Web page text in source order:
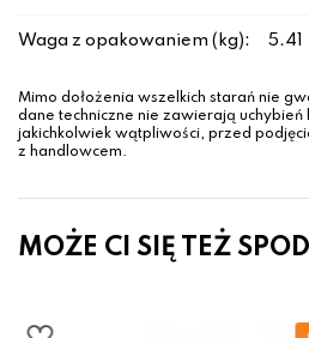
Waga z opakowaniem (kg): 5.41
Mimo dołożenia wszelkich starań nie
dane techniczne nie zawierają uchybień
jakichkolwiek wątpliwości, przed
z handlowcem.
MOŻE CI SIĘ TEŻ